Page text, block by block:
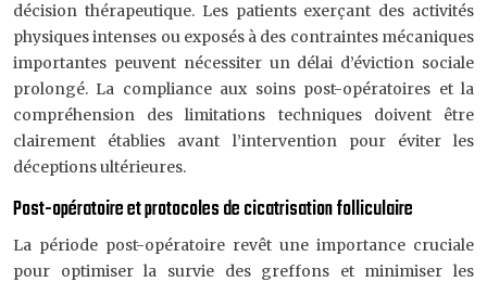
décision thérapeutique. Les patients exerçant des activités
physiques intenses ou exposés à des contraintes mécaniques
importantes peuvent nécessiter un délai d’éviction sociale
prolongé. La compliance aux soins post-opératoires et la
compréhension des limitations techniques doivent être
clairement établies avant l’intervention pour éviter les
déceptions ultérieures.
Post-opératoire et protocoles de cicatrisation folliculaire
La période post-opératoire revêt une importance cruciale
pour optimiser la survie des greffons et minimiser les